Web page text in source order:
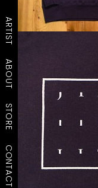
ARTIST
ABOUT
STORE
CONTACT